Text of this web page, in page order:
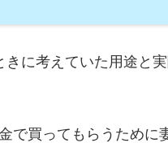
に考えていた用途と
で買ってもらうために